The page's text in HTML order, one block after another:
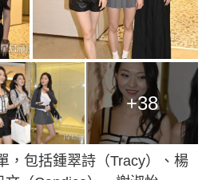
+38
，包括鍾翠詩（Tracy）、楊